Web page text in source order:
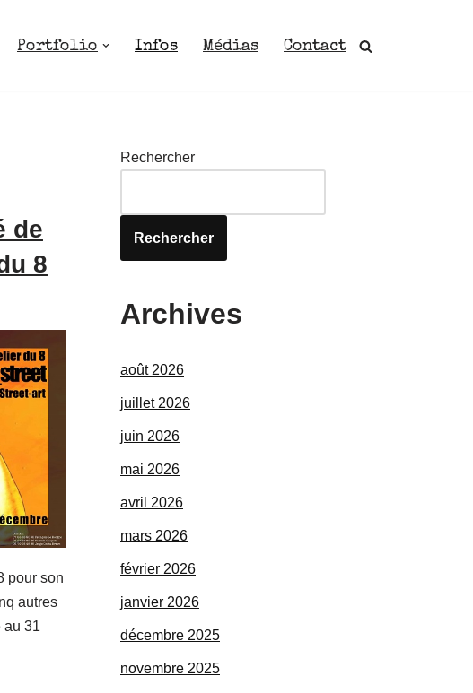
Portfolio Infos Médias Contact
de
8
pour son
autres
au 31
Rechercher
Rechercher
Archives
août 2026
juillet 2026
juin 2026
mai 2026
avril 2026
mars 2026
février 2026
janvier 2026
décembre 2025
novembre 2025